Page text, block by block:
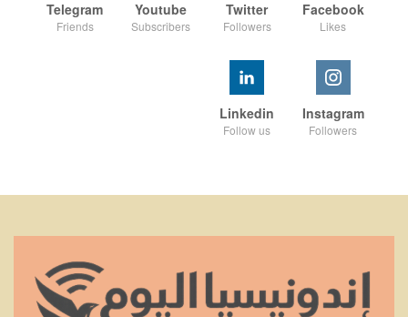
Facebook
Likes
Twitter
Followers
Youtube
Subscribers
Telegram
Friends
Instagram
Followers
Linkedin
Follow us